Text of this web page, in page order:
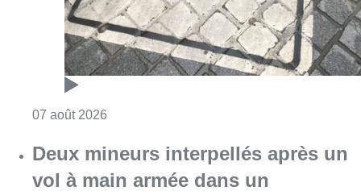
07 août 2026
Deux mineurs interpellés après un
vol à main armée dans un